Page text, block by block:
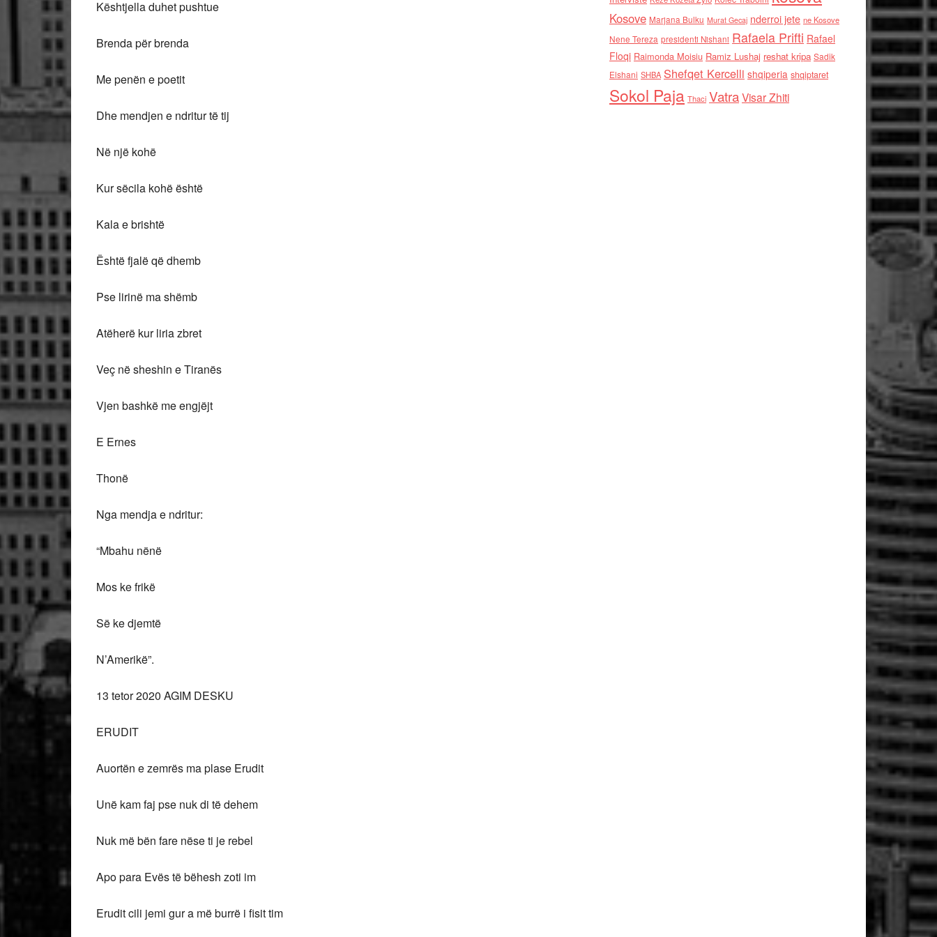
Kështjella duhet pushtue
Brenda për brenda
Me penën e poetit
Dhe mendjen e ndritur të tij
Në një kohë
Kur sëcila kohë është
Kala e brishtë
Është fjalë që dhemb
Pse lirinë ma shëmb
Atëherë kur liria zbret
Veç në sheshin e Tiranës
Vjen bashkë me engjëjt
E Ernes
Thonë
Nga mendja e ndritur:
“Mbahu nënë
Mos ke frikë
Së ke djemtë
N’Amerikë”.
13 tetor 2020 AGIM DESKU
ERUDIT
Auortën e zemrës ma plase Erudit
Unë kam faj pse nuk di të dehem
Nuk më bën fare nëse ti je rebel
Apo para Evës të bëhesh zoti im
Erudit cili jemi gur a më burrë i fisit tim
Kosove Marjana Bulku Murat Gecaj nderroi jete ne Kosove
Nene Tereza presidenti Nishani Rafaela Prifti Rafael
Floqi Raimonda Moisiu Ramiz Lushaj reshat kripa Sadik
Elshani SHBA Shefqet Kercelli shqiperia shqiptaret
Sokol Paja Thaci VatraVisar Zhiti